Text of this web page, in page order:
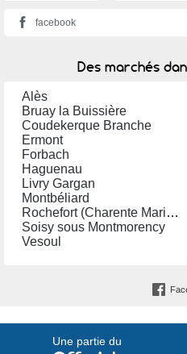
facebook
Des marchés
Alès
Bruay la Buissière
Coudekerque Branche
Ermont
Forbach
Haguenau
Livry Gargan
Montbéliard
Rochefort (Charente Maritime)
Soisy sous Montmorency
Vesoul
Une partie du